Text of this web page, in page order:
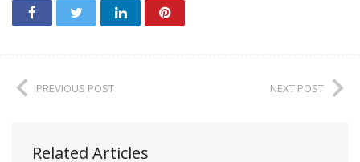
PREVIOUS POST NEXT POST
Related Articles